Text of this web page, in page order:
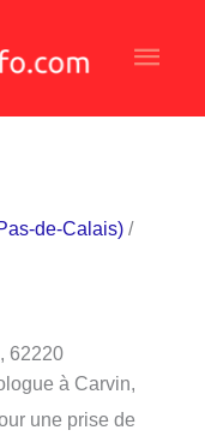
de-Calais) /
62220
à Carvin,
une prise de